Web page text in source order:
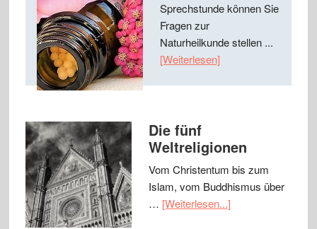
Sprechstunde können Sie
Fragen zur
Naturheilkunde stellen ...
[Weiterlesen]
Die fünf
Weltreligionen
Vom Christentum bis zum
Islam, vom Buddhismus über
… [Weiterlesen...]